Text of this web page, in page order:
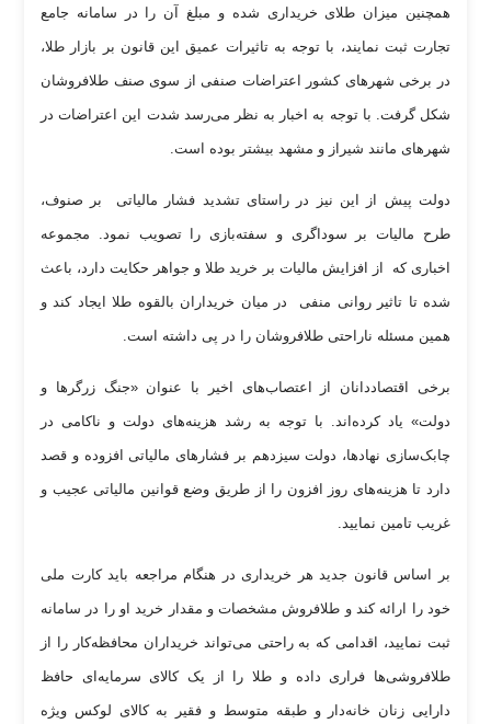
همچنین میزان طلای خریداری شده و مبلغ آن را در سامانه جامع
تجارت ثبت نمایند، با توجه به تاثیرات عمیق این قانون بر بازار طلا،
در برخی شهر‌های کشور اعتراضات صنفی از سوی صنف طلافروشان
شکل گرفت. با توجه به اخبار به نظر می‌رسد شدت این اعتراضات در
شهر‌های مانند شیراز و مشهد بیشتر بوده است.
دولت پیش از این نیز در راستای تشدید فشار مالیاتی بر صنوف،
طرح مالیات بر سوداگری و سفته‌بازی را تصویب نمود. مجموعه
اخباری که از افزایش مالیات بر خرید طلا و جواهر حکایت دارد، باعث
شده تا تاثیر روانی منفی در میان خریداران بالقوه طلا ایجاد کند و
همین مسئله ناراحتی طلافروشان را در پی داشته است.
برخی اقتصاددانان از اعتصاب‌های اخیر با عنوان «جنگ زرگر‌ها و
دولت» یاد کرده‌اند. با توجه به رشد هزینه‌های دولت و ناکامی در
چابک‌سازی نهادها، دولت سیزدهم بر فشار‌های مالیاتی افزوده و قصد
دارد تا هزینه‌های روز افزون را از طریق وضع قوانین مالیاتی عجیب و
غریب تامین نمایید.
بر اساس قانون جدید هر خریداری در هنگام مراجعه باید کارت ملی
خود را ارائه کند و طلافروش مشخصات و مقدار خرید او را در سامانه
ثبت نمایید، اقدامی که به راحتی می‌تواند خریداران محافظه‌کار را از
طلافروشی‌ها فراری داده و طلا را از یک کالای سرمایه‌ای حافظ
دارایی زنان خانه‌دار و طبقه متوسط و فقیر به کالای لوکس ویژه